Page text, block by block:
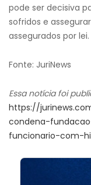
pode ser decisiva
sofridos e
assegurados por lei.
Fonte: JuriNews
Essa notícia foi
https://
condena-
funcionario-com-